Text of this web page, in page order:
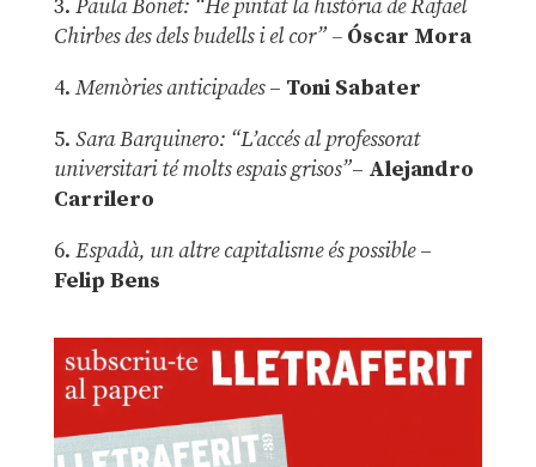
3. Paula Bonet: “He pintat la història de Rafael
Chirbes des dels budells i el cor” –Óscar Mora
4. Memòries anticipades– Toni Sabater
5. Sara Barquinero: “L’accés al professorat
universitari té molts espais grisos”– Alejandro
Carrilero
6. Espadà, un altre capitalisme és possible –
Felip Bens